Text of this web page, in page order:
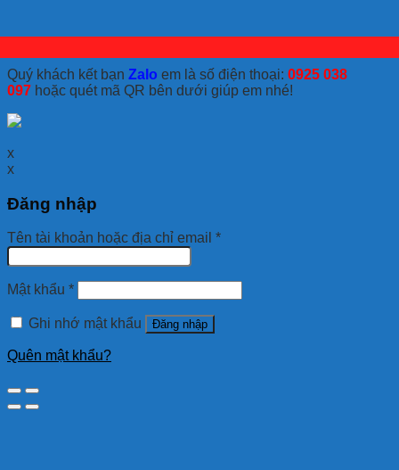
Quý khách kết bạn Zalo em là số điện thoại: 0925 038
097 hoặc quét mã QR bên dưới giúp em nhé!
x
x
Đăng nhập
Tên tài khoản hoặc địa chỉ email *
Mật khẩu *
Ghi nhớ mật khẩu Đăng nhập
Quên mật khẩu?